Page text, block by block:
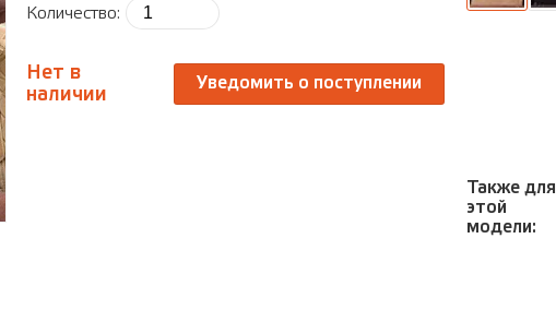
Количество:
Нет в
наличии
Уведомить о поступлении
Также для
этой
модели: